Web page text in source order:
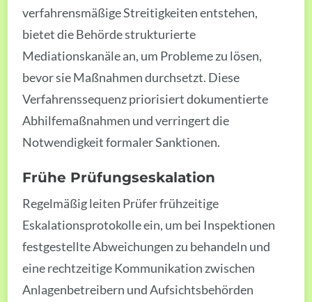
verfahrensmäßige Streitigkeiten entstehen,
bietet die Behörde strukturierte
Mediationskanäle an, um Probleme zu lösen,
bevor sie Maßnahmen durchsetzt. Diese
Verfahrenssequenz priorisiert dokumentierte
Abhilfemaßnahmen und verringert die
Notwendigkeit formaler Sanktionen.
Frühe Prüfungseskalation
Regelmäßig leiten Prüfer frühzeitige
Eskalationsprotokolle ein, um bei Inspektionen
festgestellte Abweichungen zu behandeln und
eine rechtzeitige Kommunikation zwischen
Anlagenbetreibern und Aufsichtsbehörden